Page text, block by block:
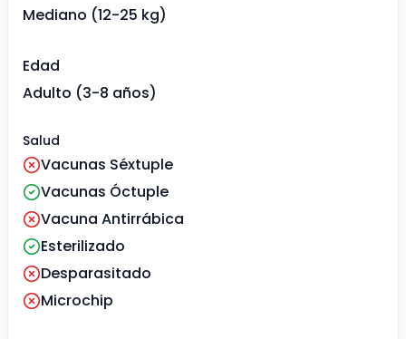
Mediano (12-25 kg)
Edad
Adulto (3-8 años)
Salud
Vacunas Séxtuple
Vacunas Óctuple
Vacuna Antirrábica
Esterilizado
Desparasitado
Microchip